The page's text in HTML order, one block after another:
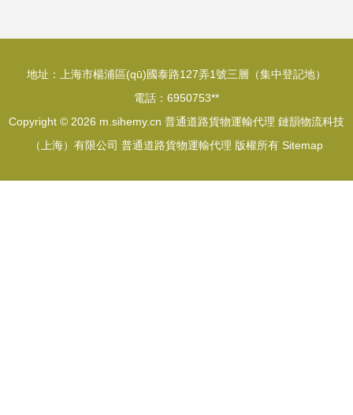
地址：上海市楊浦區(qū)國泰路127弄1號三層（集中登記地）
電話：6950753**
Copyright © 2026 m.sihemy.cn 普通道路貨物運輸代理 鏈韻物流科技
（上海）有限公司 普通道路貨物運輸代理 版權所有 Sitemap